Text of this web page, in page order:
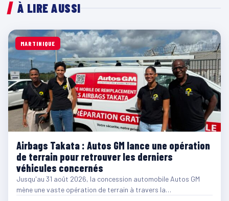
À LIRE AUSSI
MARTINIQUE
Airbags Takata : Autos GM lance une opération
de terrain pour retrouver les derniers
véhicules concernés
Jusqu'au 31 août 2026, la concession automobile Autos GM
mène une vaste opération de terrain à travers la…